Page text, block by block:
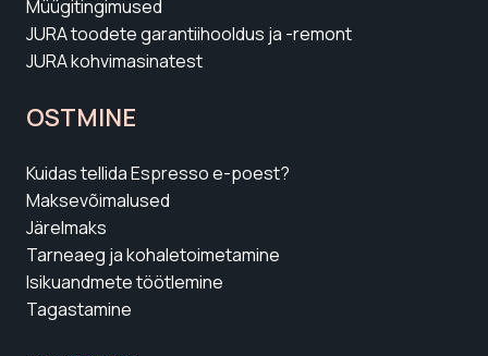
JURA kohvimasinatest
OSTMINE
Kuidas tellida Espresso e-poest?
Järelmaks
Tarneaeg ja kohaletoimetamine
Isikuandmete töötlemine
Tagastamine
KONTAKT